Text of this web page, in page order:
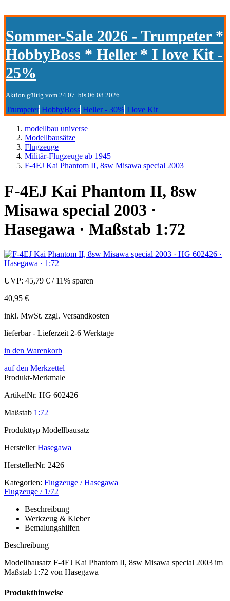
Sommer-Sale 2026 - Trumpeter *
HobbyBoss * Heller * I love Kit -
25%
Aktion gültig vom 24.07. bis 06.08.2026
Trumpeter HobbyBoss Heller - 30% I love Kit
modellbau universe
Modellbausätze
Flugzeuge
Militär-Flugzeuge ab 1945
F-4EJ Kai Phantom II, 8sw Misawa special 2003
F-4EJ Kai Phantom II, 8sw
Misawa special 2003 ·
Hasegawa · Maßstab 1:72
UVP: 45,79 € / 11% sparen
40,95 €
inkl. MwSt. zzgl. Versandkosten
lieferbar - Lieferzeit 2-6 Werktage
in den Warenkorb
auf den Merkzettel
Produkt-Merkmale
ArtikelNr. HG 602426
Maßstab 1:72
Produkttyp Modellbausatz
Hersteller Hasegawa
HerstellerNr. 2426
Kategorien: Flugzeuge / Hasegawa
Flugzeuge / 1/72
Beschreibung
Werkzeug & Kleber
Bemalungshilfen
Beschreibung
Modellbausatz F-4EJ Kai Phantom II, 8sw Misawa special 2003 im
Maßstab 1:72 von Hasegawa
Produkthinweise